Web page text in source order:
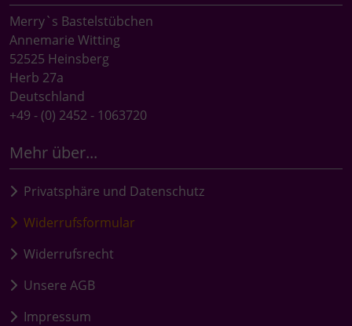
Merry`s Bastelstübchen
Annemarie Witting
52525 Heinsberg
Herb 27a
Deutschland
+49 - (0) 2452 - 1063720
Mehr über...
Privatsphäre und Datenschutz
Widerrufsformular
Widerrufsrecht
Unsere AGB
Impressum